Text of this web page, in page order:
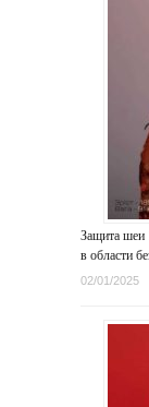
Защита шеи
в области
02/01/2025